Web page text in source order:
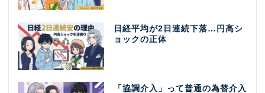
日経平均が2日連続下落…円高シ
ョックの正体
「協調介入」って普通の為替介入